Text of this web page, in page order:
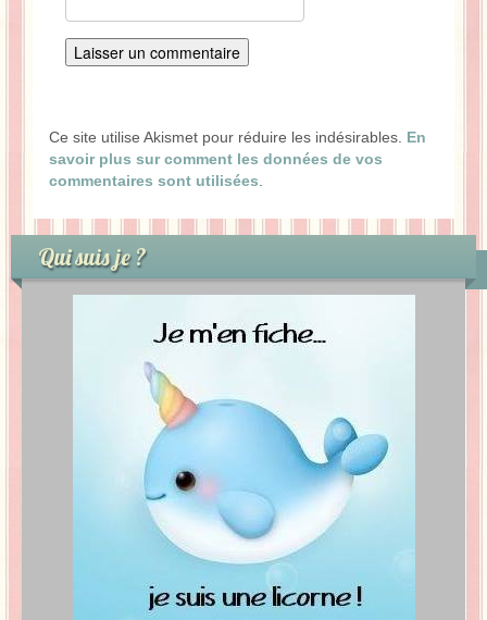
Ce site utilise Akismet pour réduire les indésirables. En
savoir plus sur comment les données de vos
commentaires sont utilisées
Qui suis je ?